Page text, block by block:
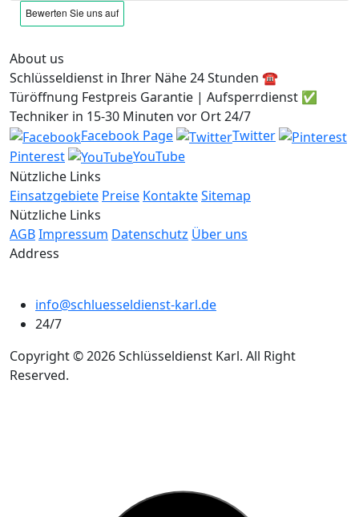
About us
Schlüsseldienst in Ihrer Nähe 24 Stunden ☎️
Türöffnung Festpreis Garantie | Aufsperrdienst ✅
Techniker in 15-30 Minuten vor Ort 24/7
Facebook Page
Twitter
Pinterest
YouTube
Nützliche Links
Einsatzgebiete Preise KontakteSitemap
Nützliche Links
AGBImpressum Datenschutz Über uns
Address
info@schluesseldienst-karl.de
24/7
Copyright © 2026 Schlüsseldienst Karl. All Right
Reserved.